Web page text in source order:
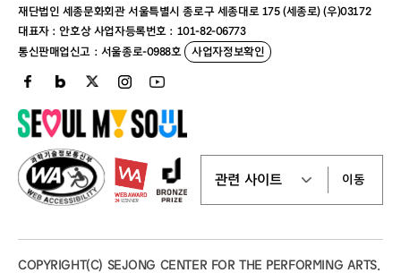
재단법인 세종문화회관 서울특별시 종로구 세종대로 175 (세종로) (우)03172
대표자 : 안호상 사업자등록번호 : 101-82-06773
통신판매업신고 : 서울종로-0988호 사업자정보확인
이동
COPYRIGHT(C) SEJONG CENTER FOR THE PERFORMING ARTS.